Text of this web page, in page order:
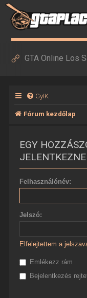
GTA Online Los
GyIK
Fórum kezdőlap
EGY
Felhasználónév:
Jelszó:
Elfelejtettem a
Emlékezz rám
Bejelentkezés